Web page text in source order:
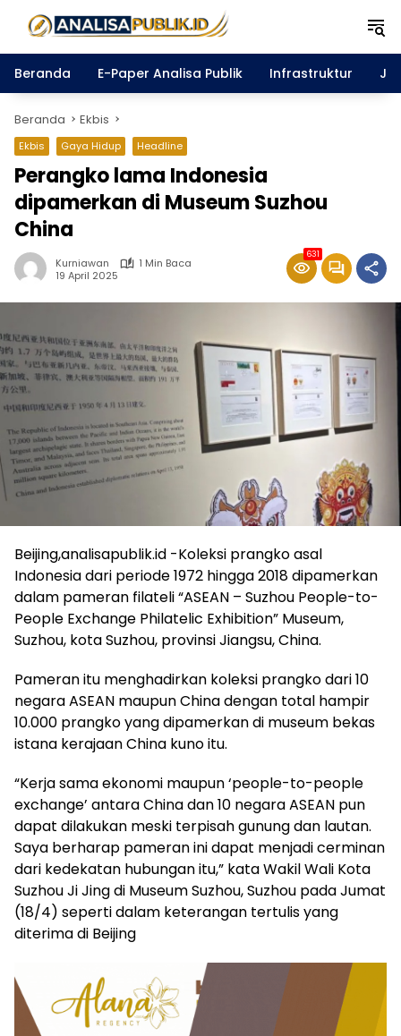
Beranda
E-Paper Analisa Publik Infrastruktur
Beranda Ekbis
Ekbis Gaya Hidup Headline
Perangko lama Indonesia
dipamerkan di Museum Suzhou
China
Kurniawan
1 Min Baca
19 April 2025
631
Beijing,analisapublik.id -Koleksi prangko asal
Indonesia dari periode 1972 hingga 2018 dipamerkan
dalam pameran filateli “ASEAN – Suzhou People-to-
People Exchange Philatelic Exhibition” Museum,
Suzhou, kota Suzhou, provinsi Jiangsu, China.
Pameran itu menghadirkan koleksi prangko dari 10
negara ASEAN maupun China dengan total hampir
10.000 prangko yang dipamerkan di museum bekas
istana kerajaan China kuno itu.
“Kerja sama ekonomi maupun ‘people-to-people
exchange’ antara China dan 10 negara ASEAN pun
dapat dilakukan meski terpisah gunung dan lautan.
Saya berharap pameran ini dapat menjadi cerminan
dari kedekatan hubungan itu,” kata Wakil Wali Kota
Suzhou Ji Jing di Museum Suzhou, Suzhou pada Jumat
(18/4) seperti dalam keterangan tertulis yang
diterima di Beijing